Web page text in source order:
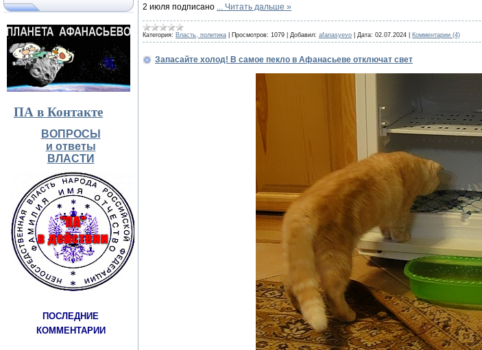
ПА в Контакте
ВОПРОСЫ
и ответы
ВЛАСТИ
ПОСЛЕДНИЕ
КОММЕНТАРИИ
2 июля подписано Читать дальше »
Категория: Власть, политика Просмотров: 1079 Добавил: afanasyevo Дата: 02.07.2024 Комментарии (4)
Запасайте холод! В самое пекло в Афанасьеве отключат свет